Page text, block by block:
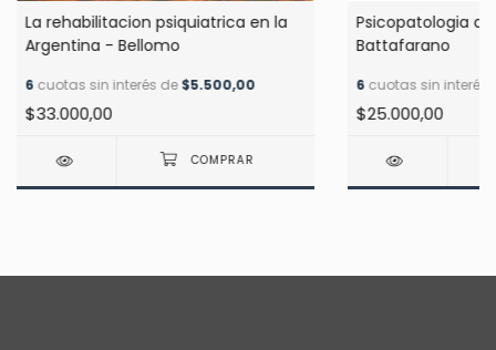
La rehabilitacion psiquiatrica en la
Argentina - Bellomo
6 cuotas sin interés de$5.500,00
$33.000,00
Psicopatologia
Battafarano
6 cuotas sin interés
$25.000,00